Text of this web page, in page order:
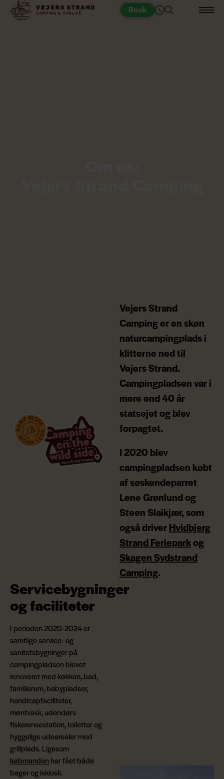
Book
Vejers Strand
Camping er en skøn
naturcampingplads i
klitterne ned til
Vejers Strand.
Campingpladsen var i
mere end 40 år
statsejet og blev
forpagtet.
I 2020 blev
campingpladsen købt
af søskendeparret
Lene Grønlund og
Steen Slaikjær, som
også driverHvidbjerg
Strand Ferieparkog
Skagen Sydstrand
Camping.
Servicebygninger
og faciliteter
I perioden 2020-2024 er
samtlige service- og
sanitetsbygninger på
campingpladsen blevet
renoveret med køkken, bad,
familierum, babypladser,
handicapfaciliteter,
møntvask, udendørs
fiskerensestation, toiletter og
hyggelige udearealer med
grillplads. Ligesom
købmanden har fået både
bager og iskiosk.